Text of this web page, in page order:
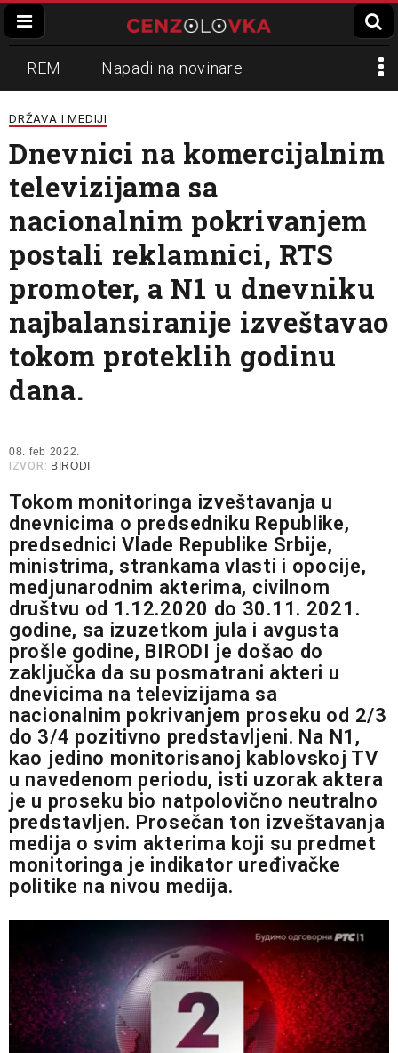
REM Napadi na novinare
Zvučni top
Propaganda Lokalni mediji
Informer Slavko Ćuruvija
DRŽAVA I MEDIJI
Dnevnici na komercijalnim
televizijama sa
nacionalnim pokrivanjem
postali reklamnici, RTS
promoter, a N1 u dnevniku
najbalansiranije izveštavao
tokom proteklih godinu
dana.
08. feb 2022.
IZVOR: BIRODI
Tokom monitoringa izveštavanja u
dnevnicima o predsedniku Republike,
predsednici Vlade Republike Srbije,
ministrima, strankama vlasti i opocije,
medjunarodnim akterima, civilnom
društvu od 1.12.2020 do 30.11. 2021.
godine, sa izuzetkom jula i avgusta
prošle godine, BIRODI je došao do
zaključka da su posmatrani akteri u
dnevicima na televizijama sa
nacionalnim pokrivanjem proseku od 2/3
do 3/4 pozitivno predstavljeni. Na N1,
kao jedino monitorisanoj kablovskoj TV
u navedenom periodu, isti uzorak aktera
je u proseku bio natpolovično neutralno
predstavljen. Prosečan ton izveštavanja
medija o svim akterima koji su predmet
monitoringa je indikator uređivačke
politike na nivou medija.